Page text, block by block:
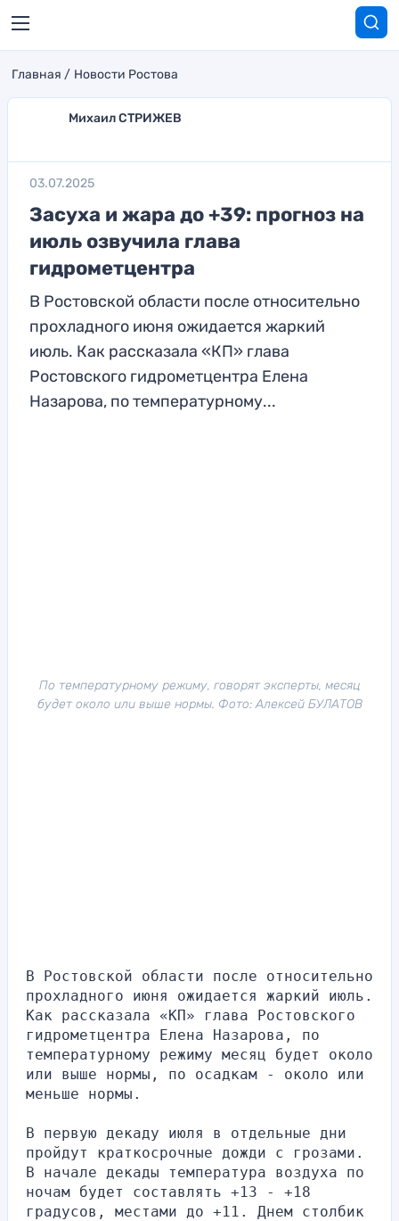
Главная Новости Ростова
Михаил СТРИЖЕВ
03.07.2025
Засуха и жара до +39: прогноз на
июль озвучила глава
гидрометцентра
В Ростовской области после относительно
прохладного июня ожидается жаркий
июль. Как рассказала «КП» глава
Ростовского гидрометцентра Елена
Назарова, по температурному...
По температурному режиму, говорят эксперты, месяц
будет около или выше нормы. Фото: Алексей БУЛАТОВ
В Ростовской области после относительно
прохладного июня ожидается жаркий июль.
Как рассказала «КП» глава Ростовского
гидрометцентра Елена Назарова, по
температурному режиму месяц будет около
или выше нормы, по осадкам - около или
меньше нормы.
В первую декаду июля в отдельные дни
пройдут краткосрочные дожди с грозами.
В начале декады температура воздуха по
ночам будет составлять +13 - +18
градусов, местами до +11. Днем столбик